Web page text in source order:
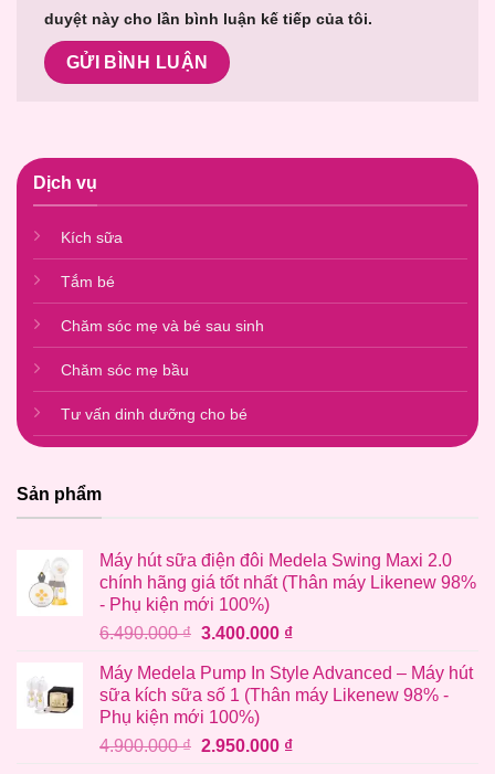
duyệt này cho lần bình luận kế tiếp của tôi.
Dịch vụ
Kích sữa
Tắm bé
Chăm sóc mẹ và bé sau sinh
Chăm sóc mẹ bầu
Tư vấn dinh dưỡng cho bé
Sản phẩm
Máy hút sữa điện đôi Medela Swing Maxi 2.0
chính hãng giá tốt nhất (Thân máy Likenew 98%
- Phụ kiện mới 100%)
6.490.000₫ Giá
là:
6.490.000 ₫.
3.400.000 ₫Giá
tại
là:
Máy Medela Pump In Style Advanced – Máy hút
sữa kích sữa số 1 (Thân máy Likenew 98% -
Phụ kiện mới 100%)
4.900.000₫ Giá
2.950.000 ₫Giá